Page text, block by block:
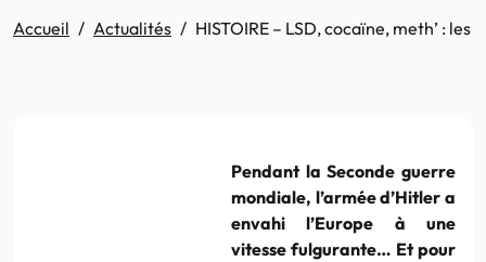
Accueil Actualités HISTOIRE – LSD, cocaïne, meth’ :
Pendant la Seconde guerre
mondiale, l’armée d’Hitler a
envahi l’Europe à une
vitesse fulgurante… Et pour